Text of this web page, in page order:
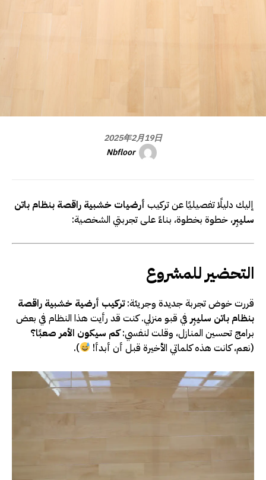
2025年2月19日
Nbfloor
إليك دليلًا تفصيليًا عن تركيب أرضيات خشبية راقصة بنظام باتن
سليبِر، خطوة بخطوة، بناءً على تجربتي الشخصية:
التحضير للمشروع
قررت خوض تجربة جديدة وجريئة:تركيب أرضية خشبية راقصة
بنظام باتن سليبِر في قبو منزلي. كنت قد رأيت هذا النظام في بعض
برامج تحسين المنازل، وقلت لنفسي:كم سيكون الأمر صعبًا؟
(نعم، كانت هذه كلماتي الأخيرة قبل أن أبدأ!
).